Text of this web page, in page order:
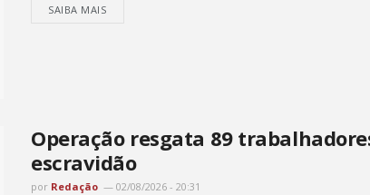
SAIBA MAIS
Operação resgata 89
escravidão
por Redação 02/08/2026 - 20:31